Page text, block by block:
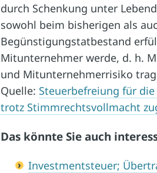
durch Schenkung unter
sowohl beim bisherigen als
Begünstigungstatbestand
Mitunternehmer werde, d. h.
und Mitunternehmerrisiko
Quelle: Steuerbefreiung für
trotz Stimmrechtsvollmacht
Das könnte Sie auch
Investmentsteuer;